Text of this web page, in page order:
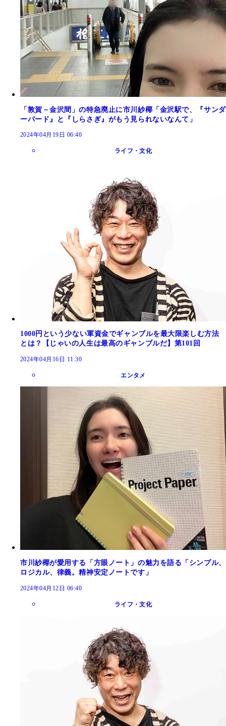
「敦賀－金沢間」の特急廃止に市川紗椰「金沢駅で、『サンダ
ーバード』と『しらさぎ』がもう見られないなんて」
2024年04月19日 06:40
ライフ・文化
1000円という少ない軍資金でギャンブルを最大限楽しむ方法
とは？【じゃいの人生は最高のギャンブルだ】第101回
2024年04月16日 11:30
エンタメ
市川紗椰が愛用する「方眼ノート」の魅力を語る「シンプル、
ロジカル、律義。精神安定ノートです」
2024年04月12日 06:40
ライフ・文化